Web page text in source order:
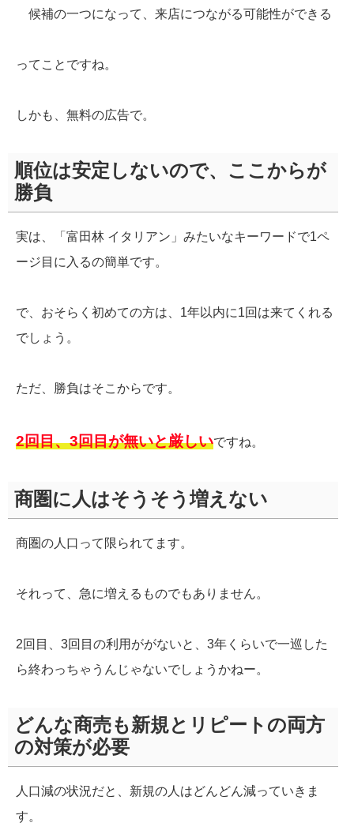
候補の一つになって、来店につながる可能性ができる
ってことですね。
しかも、無料の広告で。
順位は安定しないので、ここからが
勝負
実は、「富田林 イタリアン」みたいなキーワードで1ペ
ージ目に入るの簡単です。
で、おそらく初めての方は、1年以内に1回は来てくれる
でしょう。
ただ、勝負はそこからです。
2回目、3回目が無いと厳しいですね。
商圏に人はそうそう増えない
商圏の人口って限られてます。
それって、急に増えるものでもありません。
2回目、3回目の利用ががないと、3年くらいで一巡した
ら終わっちゃうんじゃないでしょうかねー。
どんな商売も新規とリピートの両方
の対策が必要
人口減の状況だと、新規の人はどんどん減っていきま
す。